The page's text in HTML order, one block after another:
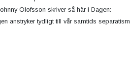
Olofsson skriver så här i Dagen:
anstryker tydligt till vår samtids separatism